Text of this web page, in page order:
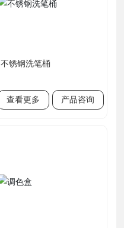
不锈钢洗笔桶
查看更多 产品咨询